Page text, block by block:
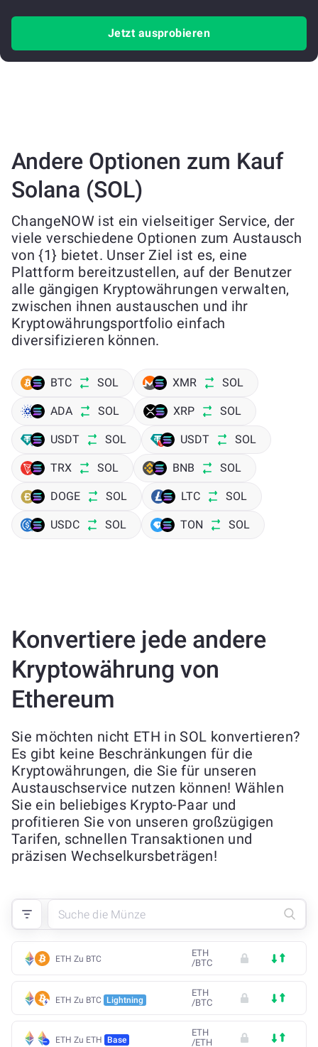
Jetzt ausprobieren
Andere Optionen zum Kauf
Solana (SOL)
ChangeNOW ist ein vielseitiger Service, der
viele verschiedene Optionen zum Austausch
von {1} bietet. Unser Ziel ist es, eine
Plattform bereitzustellen, auf der Benutzer
alle gängigen Kryptowährungen verwalten,
zwischen ihnen austauschen und ihr
Kryptowährungsportfolio einfach
diversifizieren können.
BTC SOL XMR SOL
ADA SOL XRP SOL
USDT SOL USDT SOL
TRX SOL BNB SOL
DOGE SOL LTC SOL
USDC SOL TON SOL
Konvertiere jede andere
Kryptowährung von
Ethereum
Sie möchten nicht ETH in SOL konvertieren?
Es gibt keine Beschränkungen für die
Kryptowährungen, die Sie für unseren
Austauschservice nutzen können! Wählen
Sie ein beliebiges Krypto-Paar und
profitieren Sie von unseren großzügigen
Tarifen, schnellen Transaktionen und
präzisen Wechselkursbeträgen!
ETH Zu BTC
ETH
/BTC
ETH Zu BTC Lightning
ETH
/BTC
ETH Zu ETH Base
ETH
/ETH